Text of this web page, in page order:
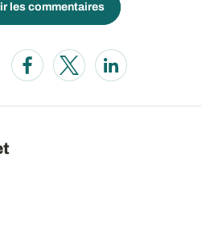
les commentaires
Opens in a new window
Opens in a new window
Opens in a new